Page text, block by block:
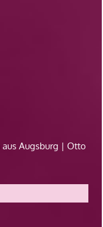
aus Augsburg | Otto